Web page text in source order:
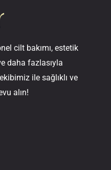
cilt bakımı, estetik
daha fazlasıyla
ile sağlıklı ve
alın!